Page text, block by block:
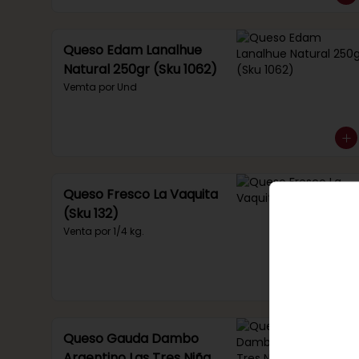
Queso Edam Lanalhue
Natural 250gr (Sku 1062)
Vemta por Und
Queso Fresco La Vaquita
(Sku 132)
Venta por 1/4 kg.
Queso Gauda Dambo